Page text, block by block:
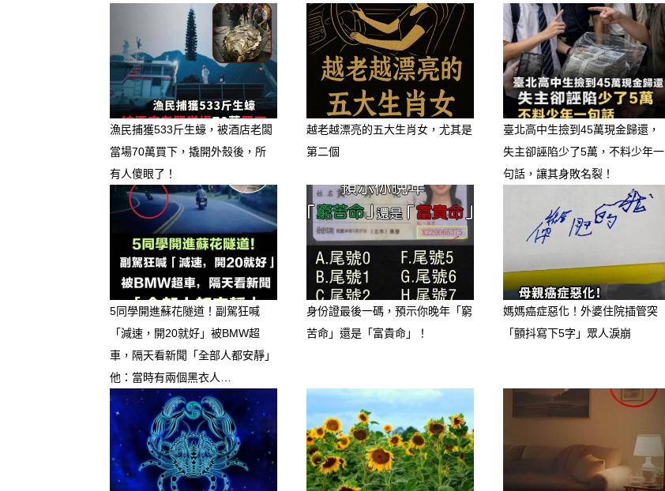
特質：天生戀家、保護欲強。
撒嬌反應：女友只要輕輕一撒嬌，立刻心都融化，什麼要求都會答
應。
漁民捕獲533斤生蠔，被酒店老闆
當場70萬買下，撬開外殼後，所
有人傻眼了！
越老越漂亮的五大生肖女，尤其是
第二個
臺北高中生撿到45萬現金歸還，
失主卻誣陷少了5萬，不料少年一
句話，讓其身敗名裂！
5同學開進蘇花隧道！副駕狂喊
「減速，開20就好」被BMW超
車，隔天看新聞「全部人都安靜」
他：當時有兩個黑衣人…
身份證最後一碼，預示你晚年「窮
苦命」還是「富貴命」！
媽媽癌症惡化！外婆住院插管突
「顫抖寫下5字」眾人淚崩